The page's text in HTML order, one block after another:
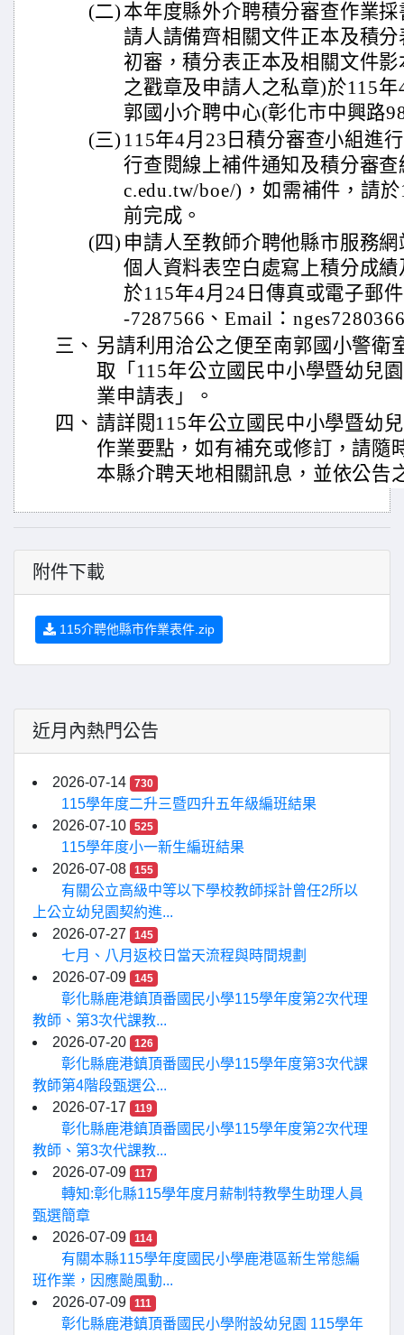
(二) 本年度縣外介聘積分審查作業
請人請備齊相關文件正本及積
初審，積分表正本及相關文件
之戳章及申請人之私章)於115
郭國小介聘中心(彰化市中興路
(三) 115年4月23日積分審查小組進
行查閱線上補件通知及積分審
c.edu.tw/boe/)，如需補件，請
前完成。
(四) 申請人至教師介聘他縣市服務
個人資料表空白處寫上積分成
於115年4月24日傳真或電子郵
-7287566、Email：
三、 另請利用洽公之便至南郭國小警衛
取「115年公立國民中小學暨幼兒
業申請表」。
四、 請詳閱115年公立國民中小學暨幼
作業要點，如有補充或修訂，請隨
本縣介聘天地相關訊息，並依公告
附件下載
115介聘他縣市作業表件.zip
近月內熱門公告
2026-07-14 730
115學年度二升三暨四升五年級編班結果
2026-07-10
525
115學年度小一新生編班結果
2026-07-08
155
有關公立高級中等以下學校教師採計曾任2所以
上公立幼兒園契約進...
2026-07-27
145
七月、八月返校日當天流程與時間規劃
2026-07-09
145
彰化縣鹿港鎮頂番國民小學115學年度第2次代理
教師、第3次代課教...
2026-07-20
126
彰化縣鹿港鎮頂番國民小學115學年度第3次代課
教師第4階段甄選公...
2026-07-17
119
彰化縣鹿港鎮頂番國民小學115學年度第2次代理
教師、第3次代課教...
2026-07-09
117
轉知:彰化縣115學年度月薪制特教學生助理人員
甄選簡章
2026-07-09
114
有關本縣115學年度國民小學鹿港區新生常態編
班作業，因應颱風動...
2026-07-09
111
彰化縣鹿港鎮頂番國民小學附設幼兒園 115學年